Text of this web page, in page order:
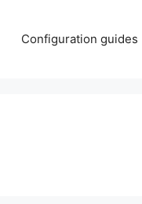
Configuration guides